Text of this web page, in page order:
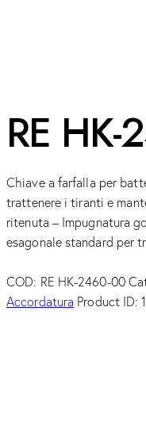
RE
Chiave a farfalla per
trattenere i tiranti e
ritenuta – Impugnatura
esagonale standard per
COD: RE HK-2460-00
Accordatura Product ID: